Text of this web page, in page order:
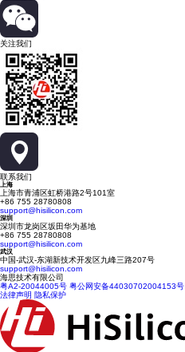
关注我们
联系我们
上海
上海市青浦区虹桥港路2号101室
+86 755 28780808
support@hisilicon.com
深圳
深圳市龙岗区坂田华为基地
+86 755 28780808
support@hisilicon.com
武汉
中国-武汉-东湖新技术开发区九峰三路207号
support@hisilicon.com
海思技术有限公司
粤A2-20044005号 粤公网安备44030702004153号
法律声明 隐私保护